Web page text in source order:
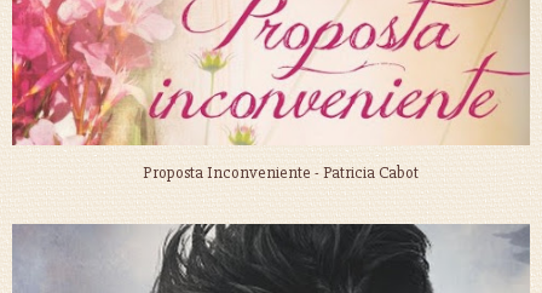
Proposta Inconveniente - Patricia Cabot